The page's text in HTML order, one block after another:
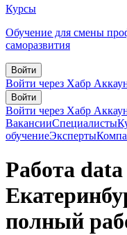
Курсы
Обучение для смены
саморазвития
Войти
Войти через Хабр
Войти
Войти через Хабр
ВакансииСпециалисты
обучениеЭксперты
Работа
полный